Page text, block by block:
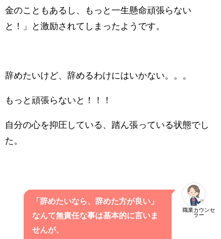
金のこともあるし、もっと一生懸命頑張らない
と！」と激励されてしまったようです。
辞めたいけど、辞めるわけにはいかない。。。
もっと頑張らないと！！！
自分の心を抑圧している、踏ん張っている状態でし
た。
職業カウンセ
ラー
「辞めたいなら、辞めた方が良い」
なんて無責任な事は基本的に言いま
せんが、